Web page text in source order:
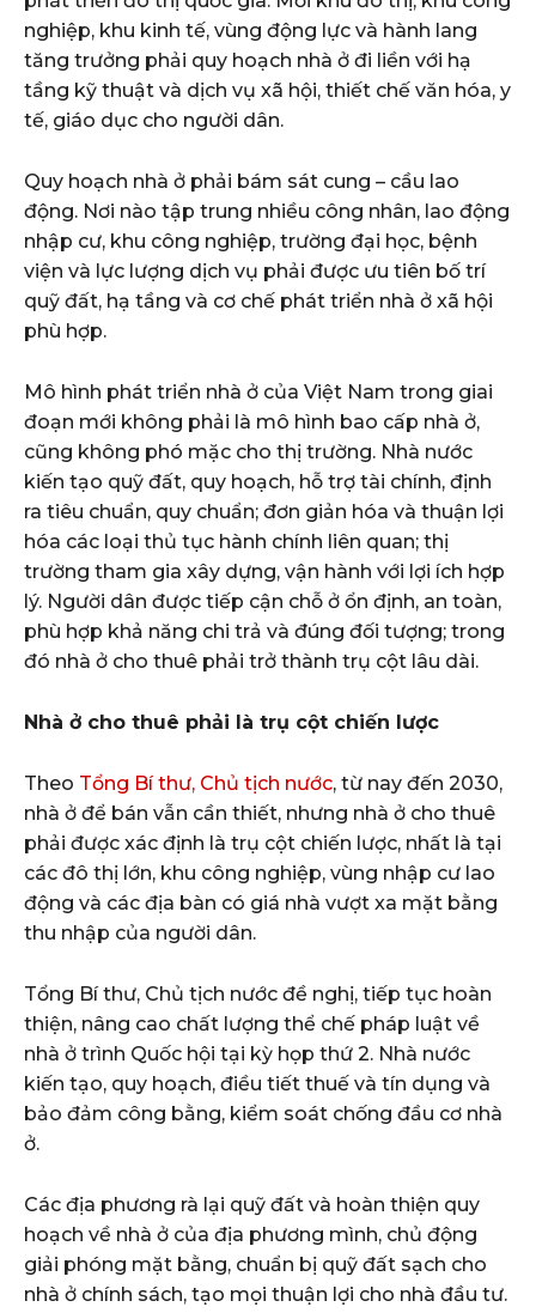
nghiệp, khu kinh tế, vùng động lực và hành lang
tăng trưởng phải quy hoạch nhà ở đi liền với hạ
tầng kỹ thuật và dịch vụ xã hội, thiết chế văn hóa, y
tế, giáo dục cho người dân.
Quy hoạch nhà ở phải bám sát cung – cầu lao
động. Nơi nào tập trung nhiều công nhân, lao động
nhập cư, khu công nghiệp, trường đại học, bệnh
viện và lực lượng dịch vụ phải được ưu tiên bố trí
quỹ đất, hạ tầng và cơ chế phát triển nhà ở xã hội
phù hợp.
Mô hình phát triển nhà ở của Việt Nam trong giai
đoạn mới không phải là mô hình bao cấp nhà ở,
cũng không phó mặc cho thị trường. Nhà nước
kiến tạo quỹ đất, quy hoạch, hỗ trợ tài chính, định
ra tiêu chuẩn, quy chuẩn; đơn giản hóa và thuận lợi
hóa các loại thủ tục hành chính liên quan; thị
trường tham gia xây dựng, vận hành với lợi ích hợp
lý. Người dân được tiếp cận chỗ ở ổn định, an toàn,
phù hợp khả năng chi trả và đúng đối tượng; trong
đó nhà ở cho thuê phải trở thành trụ cột lâu dài.
Nhà ở cho thuê phải là trụ cột chiến lược
Theo Tổng Bí thư, Chủ tịch nước, từ nay đến 2030,
nhà ở để bán vẫn cần thiết, nhưng nhà ở cho thuê
phải được xác định là trụ cột chiến lược, nhất là tại
các đô thị lớn, khu công nghiệp, vùng nhập cư lao
động và các địa bàn có giá nhà vượt xa mặt bằng
thu nhập của người dân.
Tổng Bí thư, Chủ tịch nước đề nghị, tiếp tục hoàn
thiện, nâng cao chất lượng thể chế pháp luật về
nhà ở trình Quốc hội tại kỳ họp thứ 2. Nhà nước
kiến tạo, quy hoạch, điều tiết thuế và tín dụng và
bảo đảm công bằng, kiểm soát chống đầu cơ nhà
ở.
Các địa phương rà lại quỹ đất và hoàn thiện quy
hoạch về nhà ở của địa phương mình, chủ động
giải phóng mặt bằng, chuẩn bị quỹ đất sạch cho
nhà ở chính sách, tạo mọi thuận lợi cho nhà đầu tư.